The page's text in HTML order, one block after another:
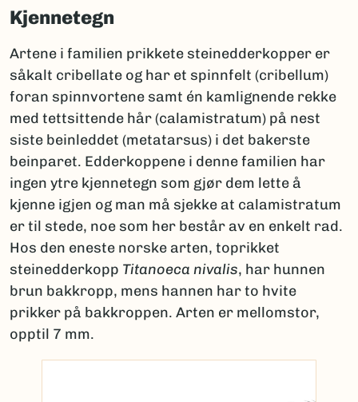
Kjennetegn
Artene i familien prikkete steinedderkopper er
såkalt cribellate og har et spinnfelt (cribellum)
foran spinnvortene samt én kamlignende rekke
med tettsittende hår (calamistratum) på nest
siste beinleddet (metatarsus) i det bakerste
beinparet. Edderkoppene i denne familien har
ingen ytre kjennetegn som gjør dem lette å
kjenne igjen og man må sjekke at calamistratum
er til stede, noe som her består av en enkelt rad.
Hos den eneste norske arten, toprikket
steinedderkopp Titanoeca nivalis, har hunnen
brun bakkropp, mens hannen har to hvite
prikker på bakkroppen. Arten er mellomstor,
opptil 7 mm.